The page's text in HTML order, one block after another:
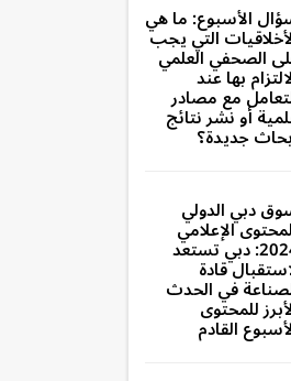
الأسبوع: ما هي
التي يجب
الصحفي العلمي
بها عند
مع مصادر
أو نشر نتائج
جديدة؟
دبي الدولي
الإعلامي
2024: دبي تستعد
قادة
في الحدث
للمحتوى
القادم